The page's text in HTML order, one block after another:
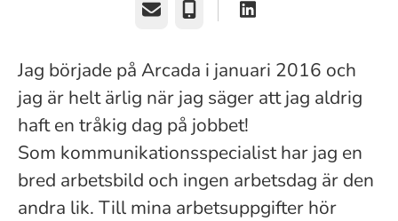
E-post Telefon
Jag började på Arcada i januari 2016 och
jag är helt ärlig när jag säger att jag aldrig
haft en tråkig dag på jobbet!
Som kommunikationsspecialist har jag en
bred arbetsbild och ingen arbetsdag är den
andra lik. Till mina arbetsuppgifter hör